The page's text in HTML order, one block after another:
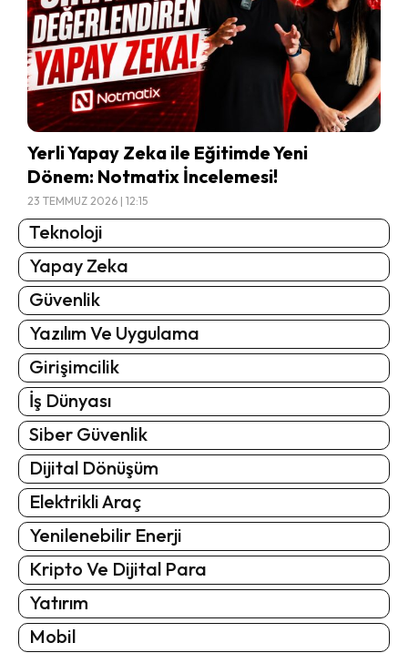
Yerli Yapay Zeka ile Eğitimde Yeni
Dönem: Notmatix İncelemesi!
23 TEMMUZ 2026 | 12:15
Teknoloji
Yapay Zeka
Güvenlik
Yazılım Ve Uygulama
Girişimcilik
İş Dünyası
Siber Güvenlik
Dijital Dönüşüm
Elektrikli Araç
Yenilenebilir Enerji
Kripto Ve Dijital Para
Yatırım
Mobil